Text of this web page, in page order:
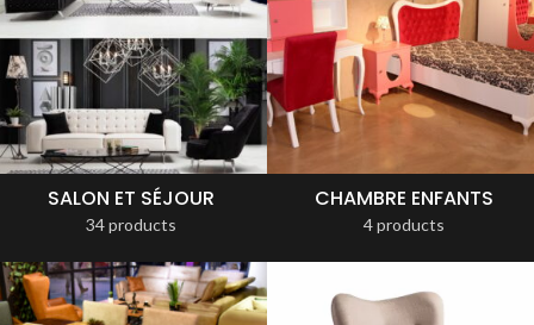
SALON ET SÉJOUR
34 products
CHAMBRE ENFANTS
4 products